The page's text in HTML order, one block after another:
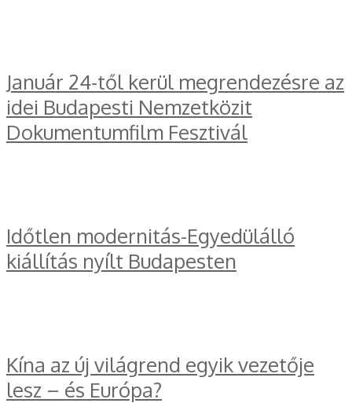
Január 24-től kerül megrendezésre az
idei Budapesti Nemzetközit
Dokumentumfilm Fesztivál
Időtlen modernitás-Egyedülálló
kiállítás nyílt Budapesten
Kína az új világrend egyik vezetője
lesz – és Európa?